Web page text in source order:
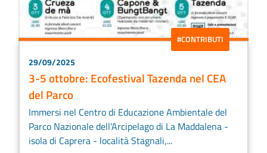
#CONTRIBUTI
29/09/2025
3-5 ottobre: Ecofestival Tazenda nel CEA
del Parco
Immersi nel Centro di Educazione Ambientale del
Parco Nazionale dell'Arcipelago di La Maddalena -
isola di Caprera - località Stagnali,...